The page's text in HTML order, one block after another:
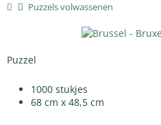
Puzzels volwassenen
Puzzel
1000 stukjes
68 cm x 48,5 cm